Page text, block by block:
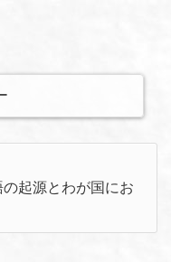
起源とわが国にお